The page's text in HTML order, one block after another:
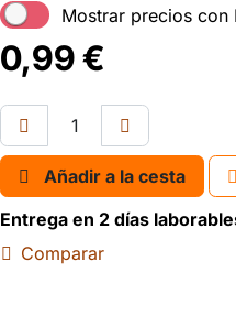
Mostrar precios con
0,99€
Añadir a la cesta
Entrega en 2 días
Comparar